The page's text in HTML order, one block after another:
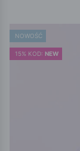
NOWOŚĆ
15% KOD: NEW